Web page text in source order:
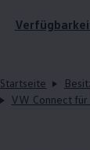
Startseite
VW Connect für